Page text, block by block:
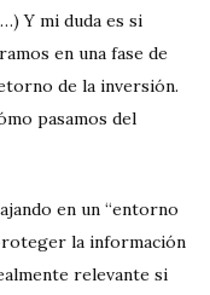
Y mi duda es si
en una fase de
de la inversión.
pasamos del
en un “entorno
la información
relevante si